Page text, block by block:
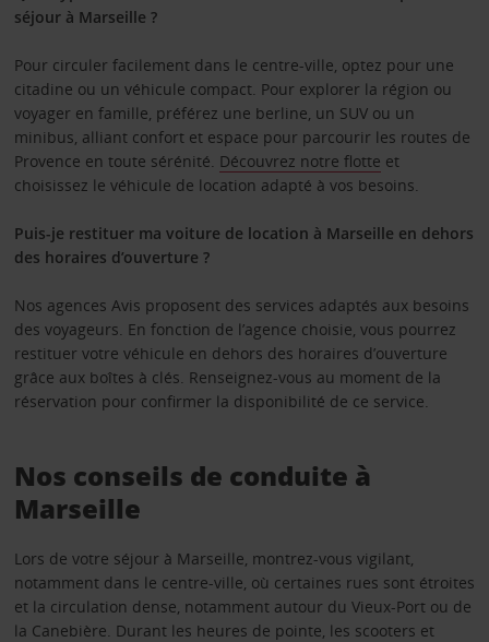
séjour à Marseille ?
Pour circuler facilement dans le centre-ville, optez pour une
citadine ou un véhicule compact. Pour explorer la région ou
voyager en famille, préférez une berline, un SUV ou un
minibus, alliant confort et espace pour parcourir les routes de
Provence en toute sérénité. Découvrez notre flotte et
choisissez le véhicule de location adapté à vos besoins.
Puis-je restituer ma voiture de location à Marseille en dehors
des horaires d’ouverture ?
Nos agences Avis proposent des services adaptés aux besoins
des voyageurs. En fonction de l’agence choisie, vous pourrez
restituer votre véhicule en dehors des horaires d’ouverture
grâce aux boîtes à clés. Renseignez-vous au moment de la
réservation pour confirmer la disponibilité de ce service.
Nos conseils de conduite à
Marseille
Lors de votre séjour à Marseille, montrez-vous vigilant,
notamment dans le centre-ville, où certaines rues sont étroites
et la circulation dense, notamment autour du Vieux-Port ou de
la Canebière. Durant les heures de pointe, les scooters et